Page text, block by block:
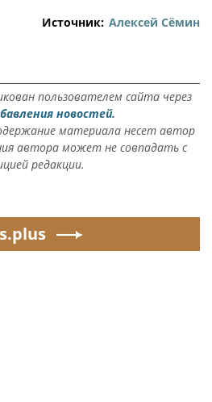
Источник: Алексей Сёмин
пользователем сайта через
новостей.
материала несет автор
автора может не совпадать с
редакции.